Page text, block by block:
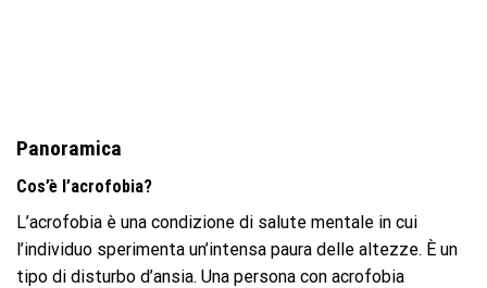
Panoramica
Cos’è l’acrofobia?
L’acrofobia è una condizione di salute mentale in cui
l’individuo sperimenta un’intensa paura delle altezze. È un
tipo di disturbo d’ansia. Una persona con acrofobia